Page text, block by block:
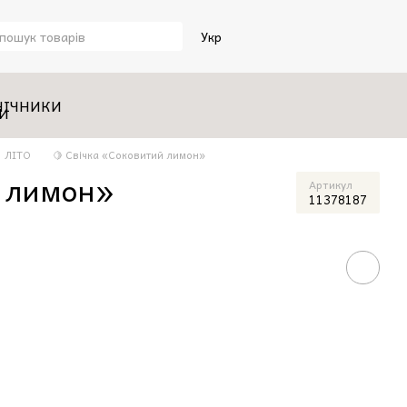
Укр
ЛІТО 🍋 Свічка «Соковитий лимон»
лимон» Артикул
11378187